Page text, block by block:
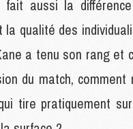
fait aussi la
la qualité des
a tenu son rang et
du match, comment
tire pratiquement